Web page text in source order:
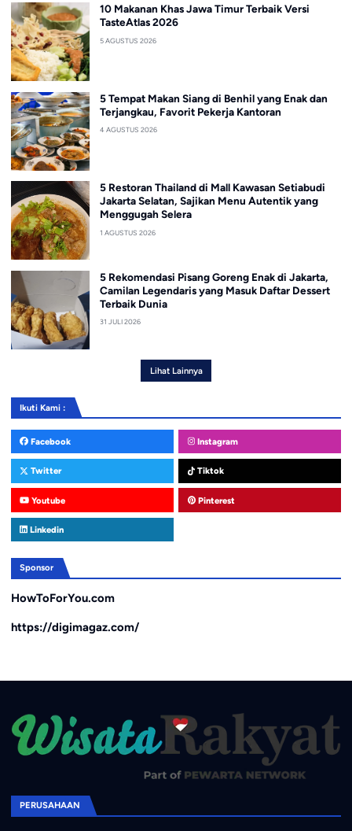
10 Makanan Khas Jawa Timur Terbaik Versi
TasteAtlas 2026
5 AGUSTUS 2026
5 Tempat Makan Siang di Benhil yang Enak dan
Terjangkau, Favorit Pekerja Kantoran
4 AGUSTUS 2026
5 Restoran Thailand di Mall Kawasan Setiabudi
Jakarta Selatan, Sajikan Menu Autentik yang
Menggugah Selera
1 AGUSTUS 2026
5 Rekomendasi Pisang Goreng Enak di Jakarta,
Camilan Legendaris yang Masuk Daftar Dessert
Terbaik Dunia
31 JULI 2026
Lihat Lainnya
Ikuti Kami :
Facebook Instagram
Twitter Tiktok
Youtube Pinterest
Linkedin
Sponsor
HowToForYou.com
https://digimagaz.com/
PERUSAHAAN